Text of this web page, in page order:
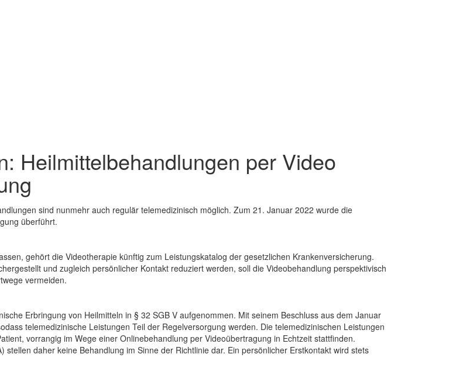
Heilmittelbehandlungen per Video
sind nunmehr auch regulär telemedizinisch möglich. Zum 21. Januar 2022 wurde die
überführt.
gehört die Videotherapie künftig zum Leistungskatalog der gesetzlichen Krankenversicherung.
und zugleich persönlicher Kontakt reduziert werden, soll die Videobehandlung perspektivisch
vermeiden.
Erbringung von Heilmitteln in § 32 SGB V aufgenommen. Mit seinem Beschluss aus dem Januar
telemedizinische Leistungen Teil der Regelversorgung werden. Die telemedizinischen Leistungen
vorrangig im Wege einer Onlinebehandlung per Videoübertragung in Echtzeit stattfinden.
daher keine Behandlung im Sinne der Richtlinie dar. Ein persönlicher Erstkontakt wird stets